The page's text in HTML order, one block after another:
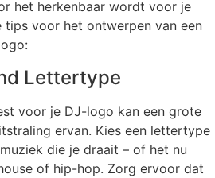
het herkenbaar wordt voor je
tips voor het ontwerpen van een
Lettertype
voor je DJ-logo kan een grote
ervan. Kies een lettertype
die je draait – of het nu
of hip-hop. Zorg ervoor dat